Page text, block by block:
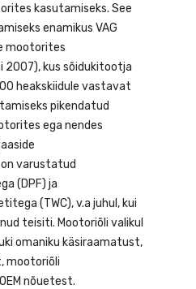
kasutamiseks. See
enamikus VAG
mootorites
2007), kus sõidukitootja
heakskiidule vastavat
pikendatud
ega nendes
varustatud
(DPF) ja
(TWC), v.a juhul, kui
teisiti. Mootoriõli valikul
omaniku käsiraamatust,
mootoriõli
nõuetest.